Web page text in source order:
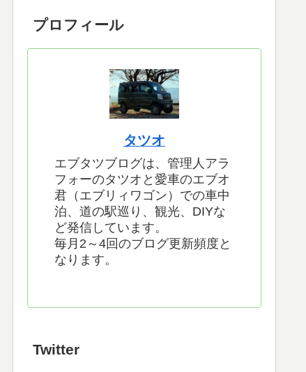
プロフィール
タツオ
エブタツブログは、管理人アラ
フォーのタツオと愛車のエブオ
君（エブリィワゴン）での車中
泊、道の駅巡り、観光、DIYな
ど発信しています。
毎月2～4回のブログ更新頻度と
なります。
Twitter